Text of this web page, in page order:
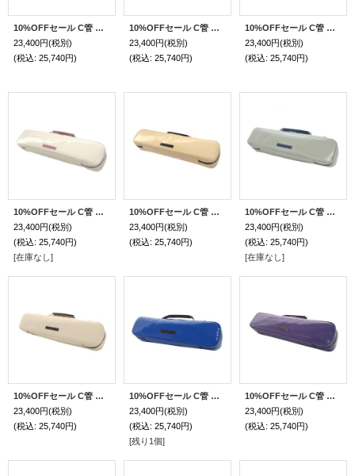
10%OFFセール C管 フルートケースガード「Amadeus/wf」ミント / 本革チョコハンドル
23,400円(税別)
(税込: 25,740円)
10%OFFセール C管 フルートケースガード「Amadeus/wf」チョコ / 本革キャメルハンドル
23,400円(税別)
(税込: 25,740円)
10%OFFセール C管 フルートケースガード「Amadeus/wf」マットブラック / 本革黒ハンドル・赤ネーム
23,400円(税別)
(税込: 25,740円)
10%OFFセール C管 フルートケースガード「Amadeus/wf」オフホワイトスペシャルコーティング / 本革ピンクハンドル
23,400円(税別)
(税込: 25,740円)
[在庫なし]
10%OFFセール C管 フルートケースガード「Amadeus/wf」クリームアイボリー / 本革チョコハンドル
23,400円(税別)
(税込: 25,740円)
10%OFFセール C管 フルートケースガード「Amadeus/wf」マットライトグレー / 本革紺ハンドル
23,400円(税別)
(税込: 25,740円)
[在庫なし]
10%OFFセール C管 フルートケースガード「Amadeus/wf」オフホワイトスペシャルコーティング / 本革チョコハンドル
23,400円(税別)
(税込: 25,740円)
10%OFFセール C管 フルートケースガード「Amadeus/wf」ダークブルー / 本革ブラックハンドル
23,400円(税別)
(税込: 25,740円)
[残り1個]
10%OFFセール C管 フルートケースガード「Amadeus/wf」ヴァイオレット / 黒革ハンドル
23,400円(税別)
(税込: 25,740円)